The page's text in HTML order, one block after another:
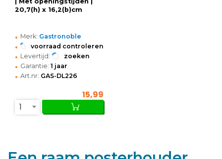
20,7(h) x 16,2(b)cm
• Merk: Gastronoble
• voorraad controleren
• Levertijd: zoeken
• Garantie: 1 jaar
• Art.nr: GAS-DL226
15,99
1